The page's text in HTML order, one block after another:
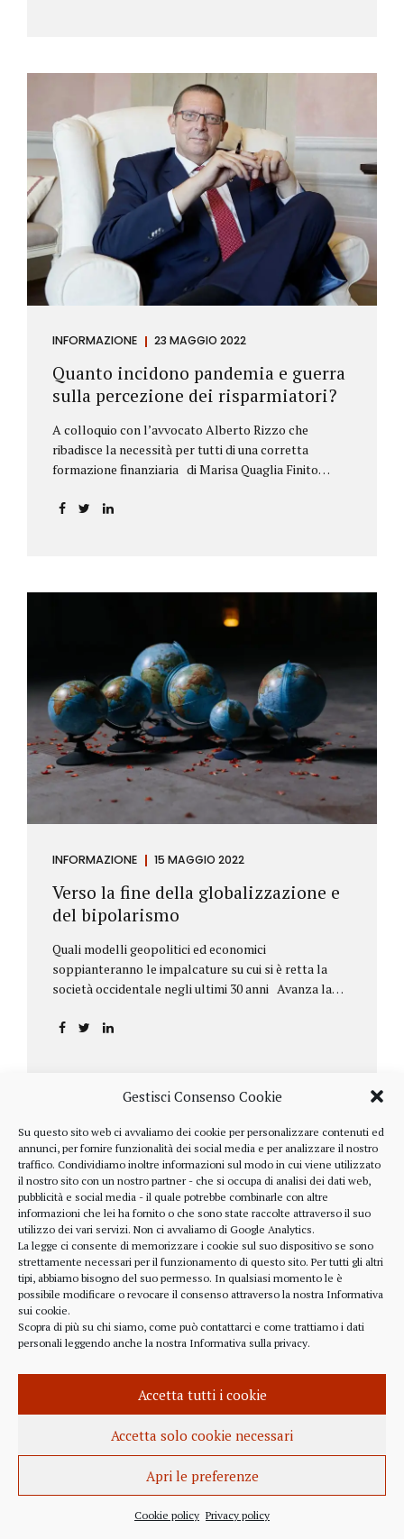
Gestisci Consenso Cookie
Su questo sito web ci avvaliamo dei cookie per personalizzare contenuti ed
annunci, per fornire funzionalità dei social media e per analizzare il nostro
traffico. Condividiamo inoltre informazioni sul modo in cui viene utilizzato
il nostro sito con un nostro partner - che si occupa di analisi dei dati web,
pubblicità e social media - il quale potrebbe combinarle con altre
informazioni che lei ha fornito o che sono state raccolte attraverso il suo
utilizzo dei vari servizi. Non ci avvaliamo di Google Analytics.
La legge ci consente di memorizzare i cookie sul suo dispositivo se sono
strettamente necessari per il funzionamento di questo sito. Per tutti gli altri
tipi, abbiamo bisogno del suo permesso. In qualsiasi momento le è
possibile modificare o revocare il consenso attraverso la nostra Informativa
sui cookie.
Scopra di più su chi siamo, come può contattarci e come trattiamo i dati
personali leggendo anche la nostra Informativa sulla privacy.
Accetta tutti i cookie
Accetta solo cookie necessari
Apri le preferenze
Cookie policy Privacy policy
76/2021. La psicologa ricorreva in via d’urgenza al
Tribunale di Firenze per chiedere la sospensione di
tale provvedimento, gravemente pregiudizievole per
la propria persona, in quanto impeditivo dello
svolgimento della libera professione. Per il Giudice
fiorentino, Dott.ssa Susanna Zanda, il
provvedimento assunto dal Consiglio lede...
INFORMAZIONE 23 MAGGIO 2022
Quanto incidono pandemia e guerra
sulla percezione dei risparmiatori?
A colloquio con l’avvocato Alberto Rizzo che
ribadisce la necessità per tutti di una corretta
formazione finanziaria di Marisa Quaglia Finito
periodo grigio della pandemia da Covid, possiamo
bancario e postale, direttore generale
dell’Accademia di educazione finanziaria presieduta
da Beppe Ghisolfi. Avvocato Rizzo, si sono
registrati cambiamenti sulla percezione della
sicurezza dei propri risparmi? Parto da una
considerazione scientifica. John Ioannidis, noto
professore di medicina, di epidemiologia e...
INFORMAZIONE 15 MAGGIO 2022
Verso la fine della globalizzazione e
del bipolarismo
Quali modelli geopolitici ed economici
soppianteranno le impalcature su cui si è retta la
società occidentale negli ultimi 30 anni Avanza la
aprile ha fatto parecchio discutere il discorso che
una lettera annuale che Fink ha inviato agli
investitori, nella quale fa il punto sulla situazione
geopolitica ed economica globale, accompagnata da
alcune considerazioni sui profitti generati dalle
scelte finanziarie operate dal fondo BlackRock.
Occorre leggere molto attentamente il testo della
lettera
(https://www.blackrock.com/corporate/investor-
relations/larry-fink-chairmans-letter). Fink afferma
chiaramente che...
INFORMAZIONE 27 APRILE 2022
Istanza per l’abrogazione
dell’obbligo vaccinale al Governo
Italiano e alla Commissione Europea
Europea per l’abrogazione della normativa